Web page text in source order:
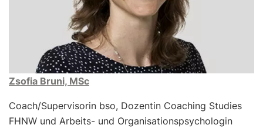
Zsofia Bruni, MSc
Coach/Supervisorin bso, Dozentin Coaching Studies
FHNW und Arbeits- und Organisationspsychologin